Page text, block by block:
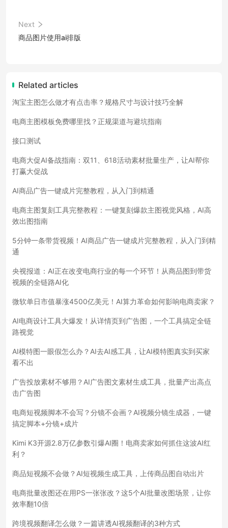
Next
商品图片使用ai排版
Related articles
淘宝主图怎么做才有点击率？规格尺寸与设计技巧全解
电商主图模板免费哪里找？正规渠道与避坑指南
接口测试
电商大促AI备战指南：双11、618活动素材批量生产，让AI帮你
打赢大促战
AI商品广告一键成片完整教程，从入门到精通
电商主图复刻工具完整教程：一键复刻爆款主图视觉风格，AI高
效出图指南
5分钟一条带货视频！AI商品广告一键成片完整教程，从入门到精
通
央视报道：AI正在改变电商行业的每一个环节！从商品图到带货
视频的全链路AI化
微软单日市值暴涨4500亿美元！AI算力革命如何影响电商卖家？
AI电商设计工具大爆发！从详情页到广告图，一个工具搞定全链
路视觉
AI模特图一眼假怎么办？AI去AI感工具，让AI模特图真实到买家
看不出
广告投放素材不够用？AI广告图文素材生成工具，批量产出高点
击广告图
电商短视频脚本不会写？分镜不会画？AI视频分镜生成器，一键
搞定脚本+分镜+成片
Kimi K3开源2.8万亿参数引爆AI圈！电商卖家如何抓住这波AI红
利？
商品短视频不会做？AI短视频生成工具，上传商品图自动出片
电商批量改图还在用PS一张张改？这5个AI批量改图场景，让你
效率翻10倍
跨境视频翻译怎么做？一篇讲透AI视频翻译的3种方式